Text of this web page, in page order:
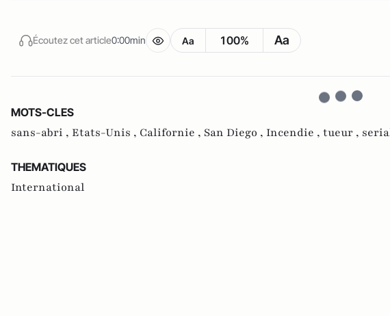
Écoutez cet article0:00min Aa 100% Aa
MOTS-CLES
sans-abri , Etats-Unis , Californie , San Diego , Incendie , tueur ,
THEMATIQUES
International